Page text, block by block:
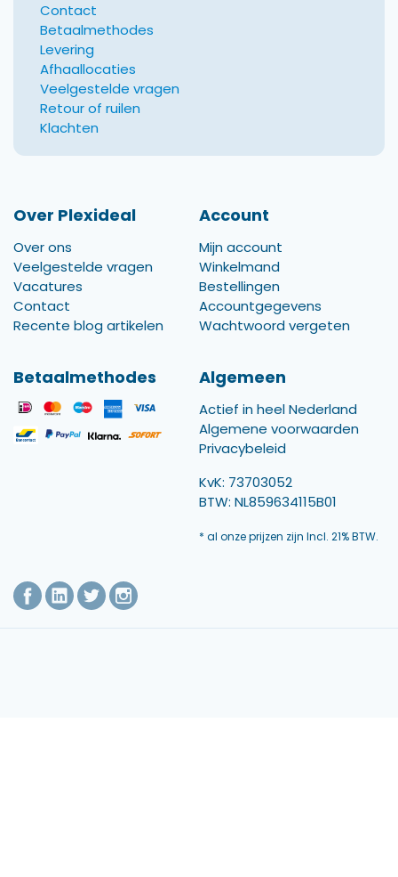
Contact
Betaalmethodes
Levering
Afhaallocaties
Veelgestelde vragen
Retour of ruilen
Klachten
Over Plexideal
Over ons
Veelgestelde vragen
Vacatures
Contact
Recente blog artikelen
Account
Mijn account
Winkelmand
Bestellingen
Accountgegevens
Wachtwoord vergeten
Betaalmethodes Algemeen
Actief in heel Nederland
Algemene voorwaarden
Privacybeleid
KvK: 73703052
BTW: NL859634115B01
* al onze prijzen zijn Incl. 21% BTW.